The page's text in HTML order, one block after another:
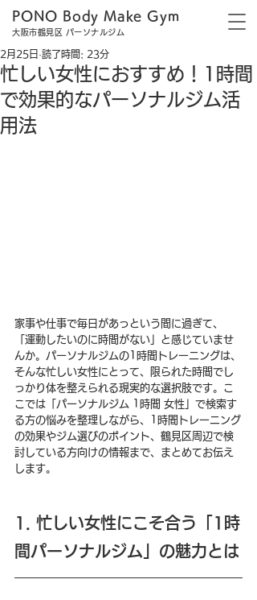
大阪市鶴見区 パーソナルジム
PONO Body Make Gym
忙しい女性におすすめ！1時間
で効果的なパーソナルジム活
用法
2月25日 読了時間: 23分
家事や仕事で毎日があっという間に過ぎて、
「運動したいのに時間がない」と感じていませ
んか。パーソナルジムの1時間トレーニングは、
そんな忙しい女性にとって、限られた時間でし
っかり体を整えられる現実的な選択肢です。こ
こでは「パーソナルジム 1時間 女性」で検索す
る方の悩みを整理しながら、1時間トレーニング
の効果やジム選びのポイント、鶴見区周辺で検
討している方向けの情報まで、まとめてお伝え
します。
1. 忙しい女性にこそ合う「1時
間パーソナルジム」の魅力とは